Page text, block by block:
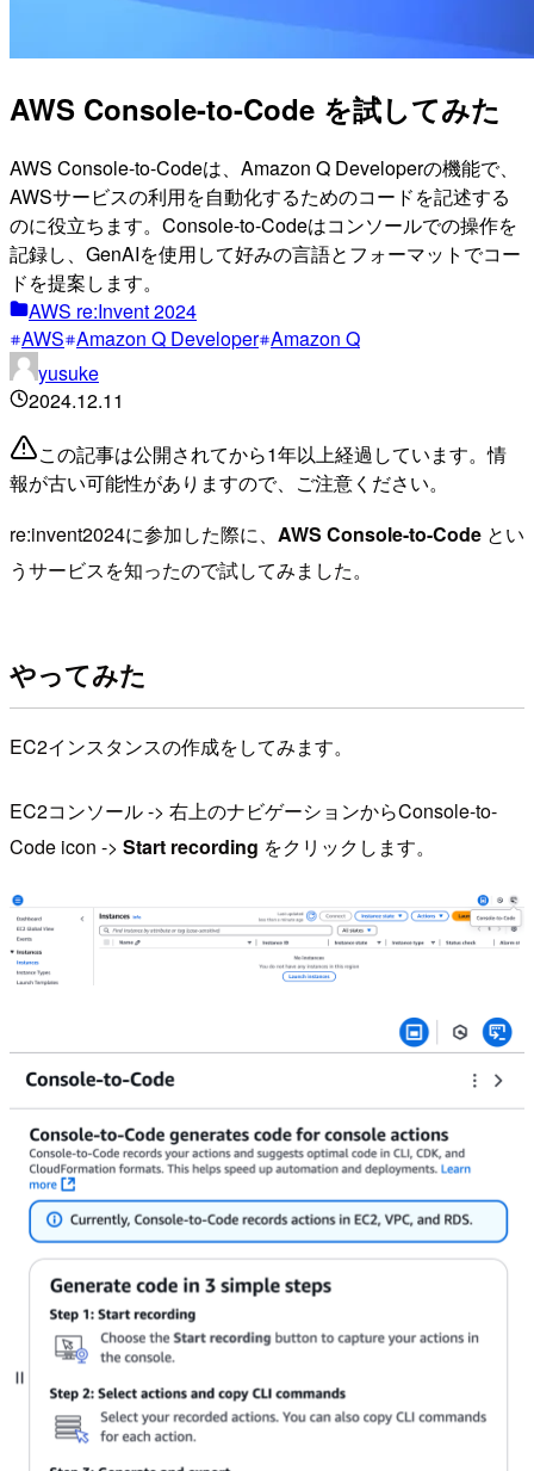
AWS Console-to-Code を試してみた
AWS Console-to-Codeは、Amazon Q Developerの機能で、
AWSサービスの利用を自動化するためのコードを記述する
のに役立ちます。Console-to-Codeはコンソールでの操作を
記録し、GenAIを使用して好みの言語とフォーマットでコー
ドを提案します。
AWS re:Invent 2024
AWS Amazon Q Developer Amazon Q
yusuke
2024.12.11
この記事は公開されてから1年以上経過しています。情
報が古い可能性がありますので、ご注意ください。
re:invent2024に参加した際に、 AWS Console-to-Code とい
うサービスを知ったので試してみました。
やってみた
EC2インスタンスの作成をしてみます。
EC2コンソール -> 右上のナビゲーションからConsole-to-
Code icon -> Start recording をクリックします。